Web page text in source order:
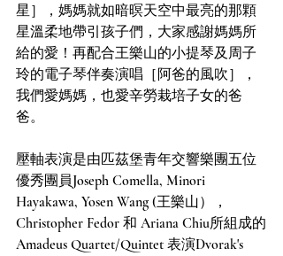
星］，媽媽就如暗暝天空中最亮的那顆
星溫柔地帶引孩子們，大家感謝媽媽所
給的愛！再配合王樂山的小提琴及周子
玲的電子琴伴奏演唱［阿爸的風吹］，
我們愛媽媽，也愛辛勞栽培子女的爸
爸。
壓軸表演是由匹茲堡青年交響樂團五位
優秀團員Joseph Comella, Minori
Hayakawa, Yosen Wang (王樂山），
Christopher Fedor 和 Ariana Chiu所組成的
Amadeus Quartet/Quintet 表演Dvorak's